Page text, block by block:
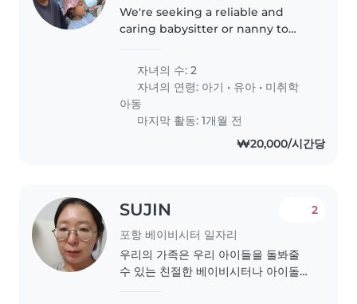
We're seeking a reliable and
caring babysitter or nanny to
toddler. She is curious, friendly,
and calm. If you're available for
occasional dates, we'd love..
자녀의 수: 2
자녀의 연령: 아기 • 유아 • 미취학
아동
마지막 활동: 1개월 전
₩20,000/시간당
SUJIN
포항 베이비시터 일자리
2
우리의 가족은 우리 아이들을 돌봐줄
수 있는 친절한 베이비시터나 아이돌보